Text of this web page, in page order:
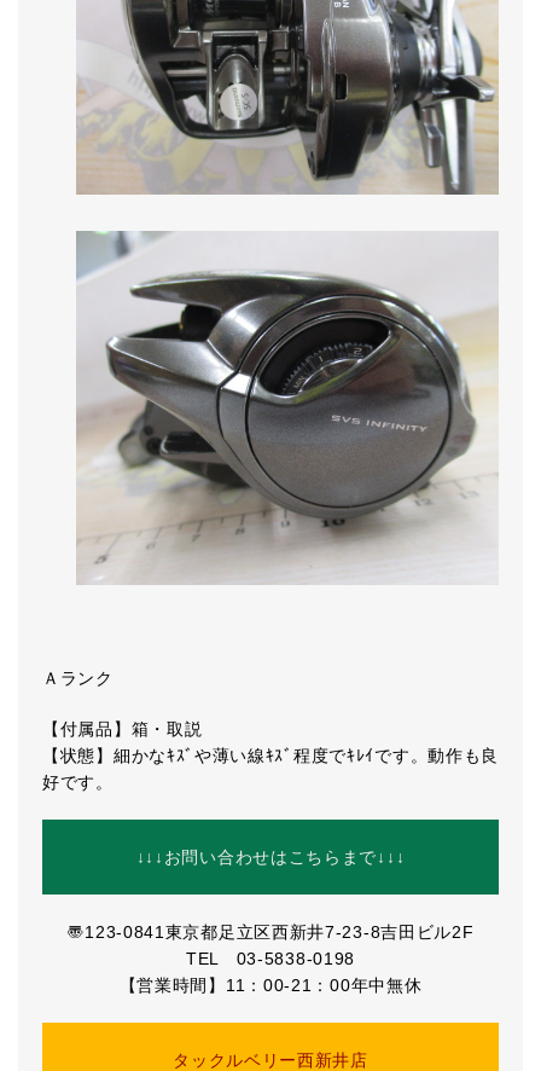
Ａランク
【付属品】箱・取説
【状態】細かなｷｽﾞや薄い線ｷｽﾞ程度でｷﾚｲです。動作も良
好です。
↓↓↓お問い合わせはこちらまで↓↓↓
〠123-0841東京都足立区西新井7-23-8吉田ビル2F
TEL 03-5838-0198
【営業時間】11：00-21：00年中無休
タックルベリー西新井店